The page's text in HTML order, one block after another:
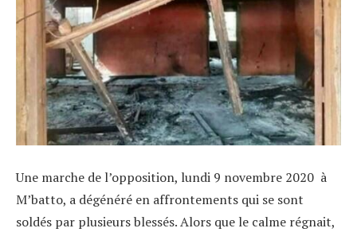
Une marche de l’opposition, lundi 9 novembre 2020 à
M’batto, a dégénéré en affrontements qui se sont
soldés par plusieurs blessés. Alors que le calme régnait,